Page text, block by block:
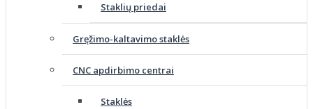
Staklių priedai
Gręžimo-kaltavimo staklės
CNC apdirbimo centrai
Staklės